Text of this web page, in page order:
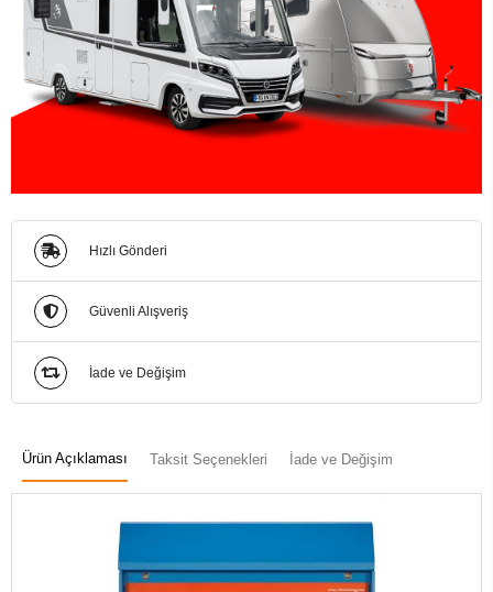
Hızlı Gönderi
Güvenli Alışveriş
İade ve Değişim
Ürün Açıklaması Taksit Seçenekleri İade ve Değişim